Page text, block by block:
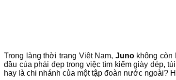
Trong làng thời trang Việt Nam, Junokhông còn
đầu của phái đẹp trong việc tìm kiếm giày dép,
hay là chi nhánh của một tập đoàn nước ngoài?